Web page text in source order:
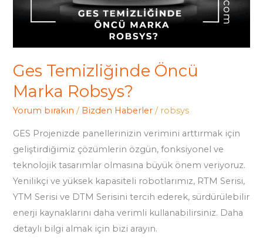
Ges Temizliğinde Öncü
Marka Robsys?
Yorum bırakın / Bizden Haberler / robsys
GES Projenizde panellerinizin verimini arttırmak için
geliştirdiğimiz çözümlerin özgün, fonksiyonel ve
teknolojik tasarımlar olmasına büyük önem veriyoruz.
Yenilikçi ve yüksek kapasiteli robotlarımız, RTM Serisi,
YTM Serisi ve DTM Serisini tercih ederek, sürdürülebilir
enerji kaynaklarını daha verimli kullanabilirsiniz. Daha
detaylı bilgi almak için bizi arayın.